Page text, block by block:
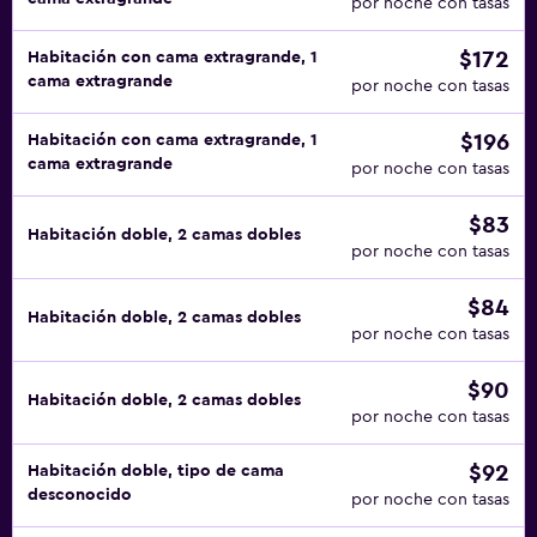
por noche con tasas
Habitación con cama extragrande, 1
cama extragrande
$172
por noche con tasas
Habitación con cama extragrande, 1
cama extragrande
$196
por noche con tasas
Habitación doble, 2 camas dobles $83
por noche con tasas
Habitación doble, 2 camas dobles $84
por noche con tasas
Habitación doble, 2 camas dobles $90
por noche con tasas
Habitación doble, tipo de cama
desconocido
$92
por noche con tasas